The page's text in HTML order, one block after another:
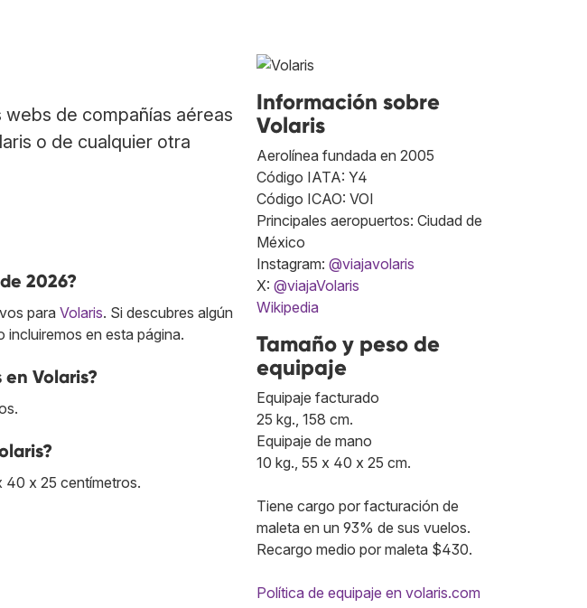
webs de compañías aéreas
o de cualquier otra
2026?
para Volaris. Si descubres algún
incluiremos en esta página.
Volaris?
40 x 25 centímetros.
Información sobre
Volaris
Aerolínea fundada en 2005
Código IATA: Y4
Código ICAO: VOI
Principales aeropuertos: Ciudad de
México
Instagram: @viajavolaris
X: @viajaVolaris
Wikipedia
Tamaño y peso de
equipaje
Equipaje facturado
25 kg., 158 cm.
Equipaje de mano
10 kg., 55 x 40 x 25 cm.
Tiene cargo por facturación de
maleta en un 93% de sus vuelos.
Recargo medio por maleta $430.
Política de equipaje en volaris.com